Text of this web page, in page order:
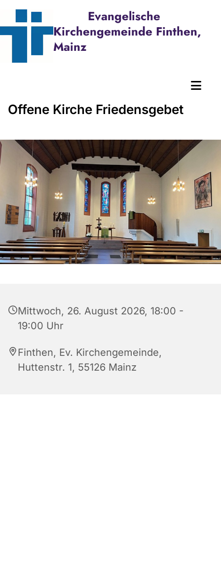
Evangelische
Kirchengemeinde Finthen,
Mainz
Offene Kirche Friedensgebet
Mittwoch, 26. August 2026, 18:00 -
19:00 Uhr
Finthen, Ev. Kirchengemeinde,
Huttenstr. 1, 55126 Mainz